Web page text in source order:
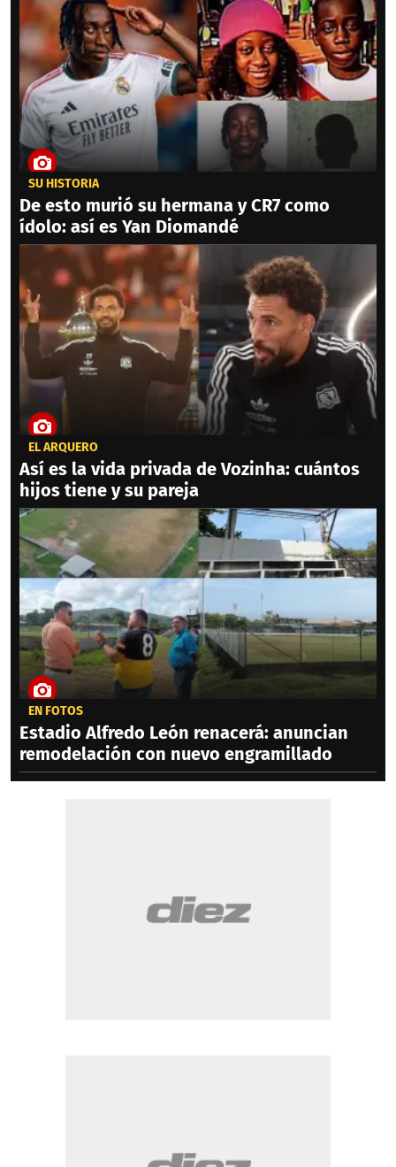
SU HISTORIA
De esto murió su hermana y CR7 como
ídolo: así es Yan Diomandé
EL ARQUERO
Así es la vida privada de Vozinha: cuántos
hijos tiene y su pareja
EN FOTOS
Estadio Alfredo León renacerá: anuncian
remodelación con nuevo engramillado